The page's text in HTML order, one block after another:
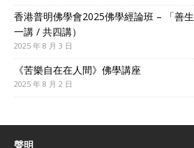
香港普明佛學會2025佛學經論班 – 「善
一講 / 共四講）
2025 年 8 月 3 日
《苦樂自在在人間》佛學講座
2025 年 8 月 2 日
聲明